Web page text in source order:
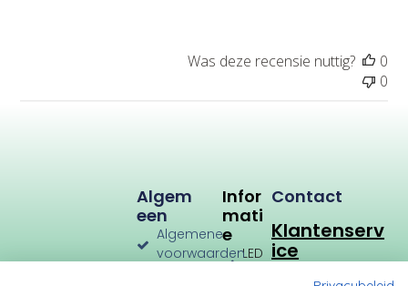
d
a
Was deze recensie nuttig?
0
0
Infor
Mati
E
LED
Algem
Een
Algemene
voorwaarden
Contact
Klantenserv
ice